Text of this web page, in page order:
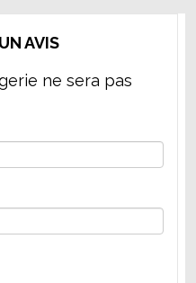
AVIS
ne sera pas